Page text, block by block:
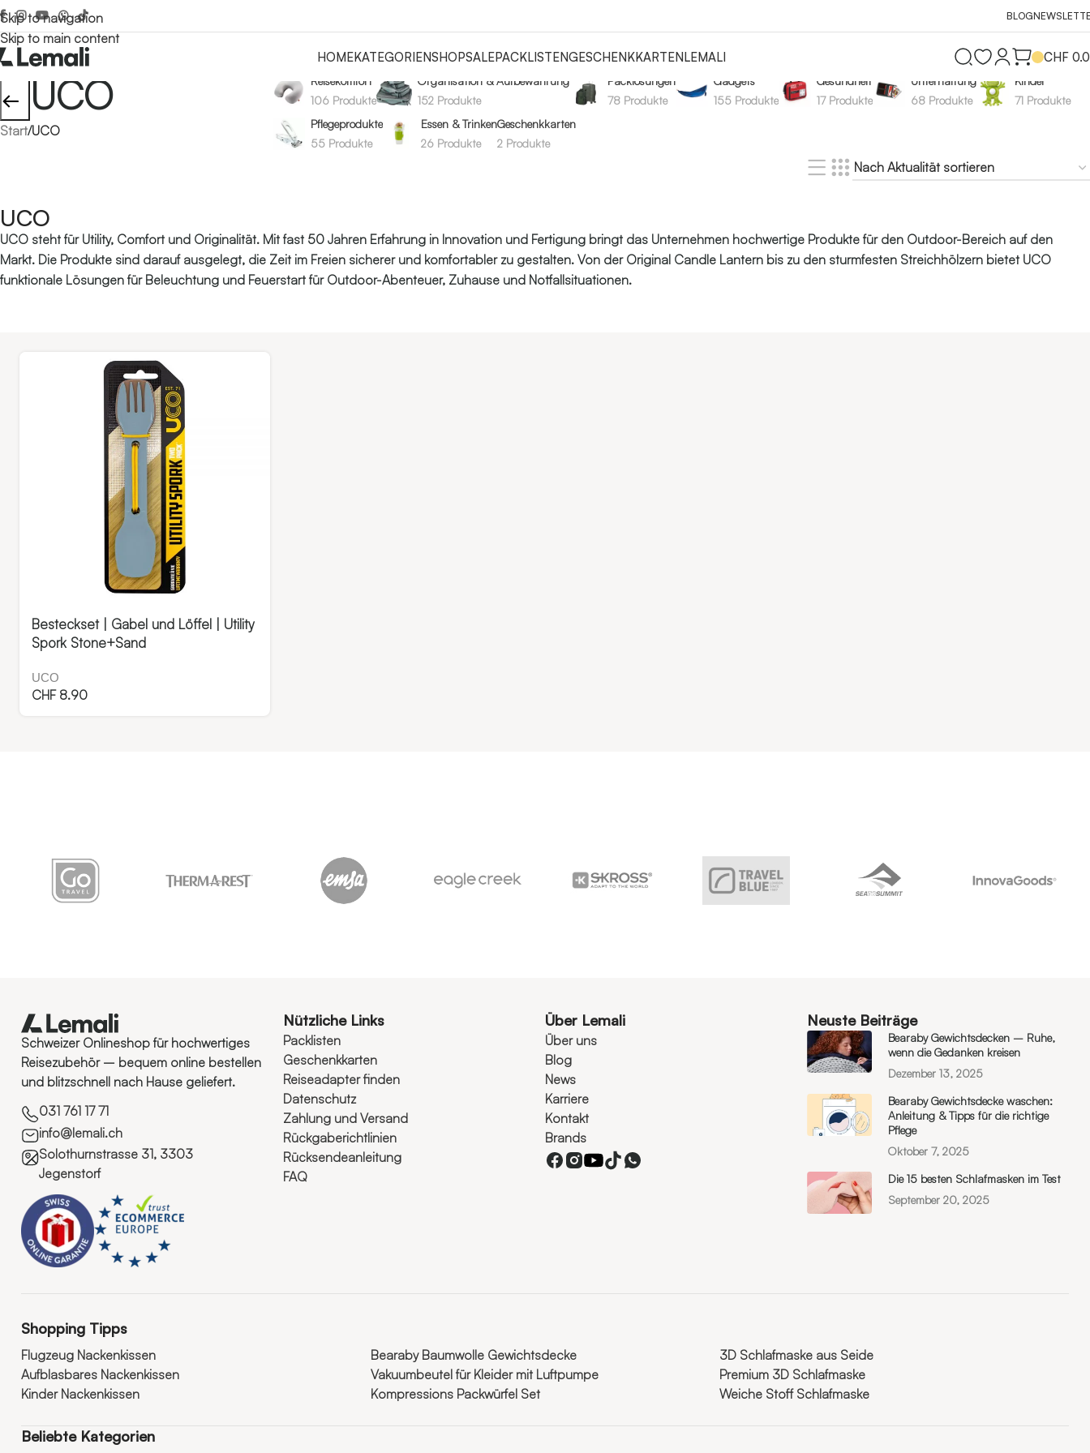
Skip to navigation
Skip to main content
BLOG
HOMEKATEGORIENSHOPSALEPACKLISTENGESCHENKKARTENLEMALI CHF
← UCO
Start/UCO
Reisekomfort
106 Produkte
Organisation & Aufbewahrung
152 Produkte
Packlösungen
78 Produkte
Gadgets
155 Produkte
Gesundheit
17 Produkte
Unterhaltung
68 Produkte
Kinder
71 Produkte
Pflegeprodukte
55 Produkte
Essen & Trinken
26 Produkte
Geschenkkarten
2 Produkte
UCO
UCO steht für Utility, Comfort und Originalität. Mit fast 50 Jahren Erfahrung in Innovation und Fertigung bringt das Unternehmen hochwertige Produkte für den Outdoor-Bereich auf den
Markt. Die Produkte sind darauf ausgelegt, die Zeit im Freien sicherer und komfortabler zu gestalten. Von der Original Candle Lantern bis zu den sturmfesten Streichhölzern bietet UCO
funktionale Lösungen für Beleuchtung und Feuerstart für Outdoor-Abenteuer, Zuhause und Notfallsituationen.
Besteckset | Gabel und Löffel | Utility
Spork Stone+Sand
UCO
CHF8.90
Schweizer Onlineshop für hochwertiges
Reisezubehör – bequem online bestellen
und blitzschnell nach Hause geliefert.
031 761 17 71
info@lemali.ch
Solothurnstrasse 31, 3303
Jegenstorf
Nützliche Links
Packlisten
Geschenkkarten
Reiseadapter finden
Datenschutz
Zahlung und Versand
Rückgaberichtlinien
Rücksendeanleitung
FAQ
Über Lemali
Über uns
Blog
News
Karriere
Kontakt
Brands
Neuste Beiträge
Bearaby Gewichtsdecken – Ruhe,
wenn die Gedanken kreisen
Dezember 13, 2025
Bearaby Gewichtsdecke waschen:
Anleitung & Tipps für die richtige
Pflege
Oktober 7, 2025
Die 15 besten Schlafmasken im Test
September 20, 2025
Shopping Tipps
Flugzeug Nackenkissen
Aufblasbares Nackenkissen
Kinder Nackenkissen
Bearaby Baumwolle Gewichtsdecke
Vakuumbeutel für Kleider mit Luftpumpe
Kompressions Packwürfel Set
3D Schlafmaske aus Seide
Premium 3D Schlafmaske
Weiche Stoff Schlafmaske
Beliebte Kategorien